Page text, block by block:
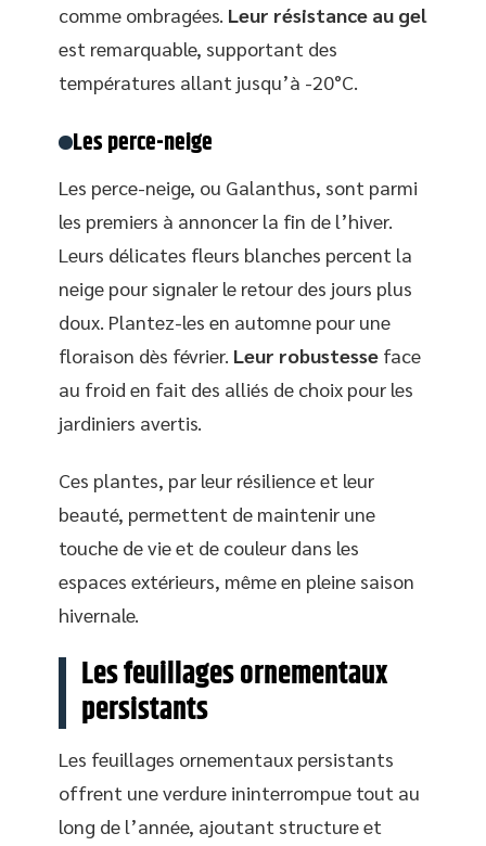
comme ombragées. Leur résistance au gel
est remarquable, supportant des
températures allant jusqu’à -20°C.
Les perce-neige
Les perce-neige, ou Galanthus, sont parmi
les premiers à annoncer la fin de l’hiver.
Leurs délicates fleurs blanches percent la
neige pour signaler le retour des jours plus
doux. Plantez-les en automne pour une
floraison dès février. Leur robustesse face
au froid en fait des alliés de choix pour les
jardiniers avertis.
Ces plantes, par leur résilience et leur
beauté, permettent de maintenir une
touche de vie et de couleur dans les
espaces extérieurs, même en pleine saison
hivernale.
Les feuillages ornementaux
persistants
Les feuillages ornementaux persistants
offrent une verdure ininterrompue tout au
long de l’année, ajoutant structure et